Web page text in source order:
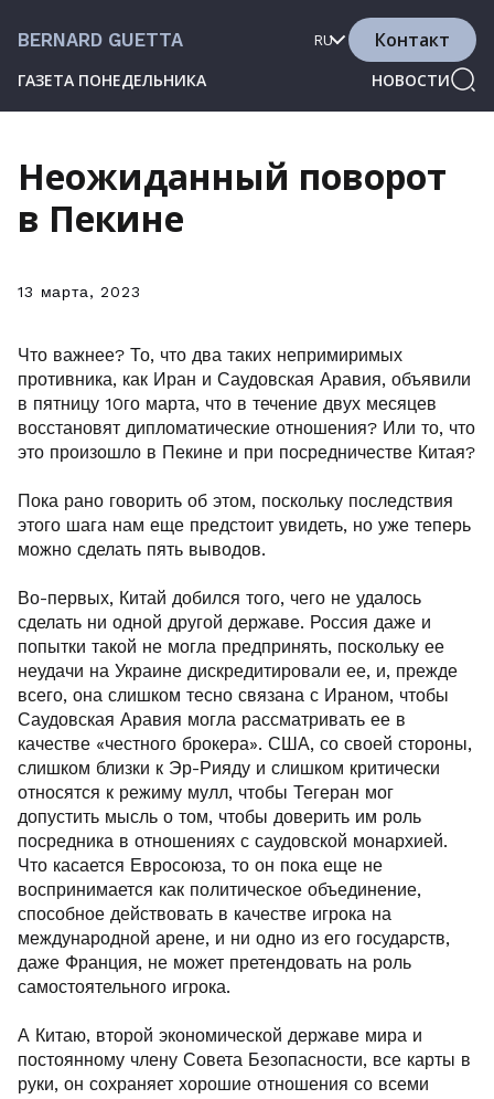
BERNARD GUETTA
ГАЗЕТА ПОНЕДЕЛЬНИКА НОВОСТИ
RU Контакт
Неожиданный поворот
в Пекине
13 марта, 2023
Что важнее? То, что два таких непримиримых
противника, как Иран и Саудовская Аравия, объявили
в пятницу 10го марта, что в течение двух месяцев
восстановят дипломатические отношения? Или то, что
это произошло в Пекине и при посредничестве Китая?
Пока рано говорить об этом, поскольку последствия
этого шага нам еще предстоит увидеть, но уже теперь
можно сделать пять выводов.
Во-первых, Китай добился того, чего не удалось
сделать ни одной другой державе. Россия даже и
попытки такой не могла предпринять, поскольку ее
неудачи на Украине дискредитировали ее, и, прежде
всего, она слишком тесно связана с Ираном, чтобы
Саудовская Аравия могла рассматривать ее в
качестве «честного брокера». США, со своей стороны,
слишком близки к Эр-Рияду и слишком критически
относятся к режиму мулл, чтобы Тегеран мог
допустить мысль о том, чтобы доверить им роль
посредника в отношениях с саудовской монархией.
Что касается Евросоюза, то он пока еще не
воспринимается как политическое объединение,
способное действовать в качестве игрока на
международной арене, и ни одно из его государств,
даже Франция, не может претендовать на роль
самостоятельного игрока.
А Китаю, второй экономической державе мира и
постоянному члену Совета Безопасности, все карты в
руки, он сохраняет хорошие отношения со всеми